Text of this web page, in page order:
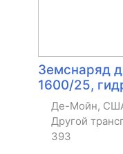
Земснаряд
1600/25,
Де-Мойн,
Другой
393